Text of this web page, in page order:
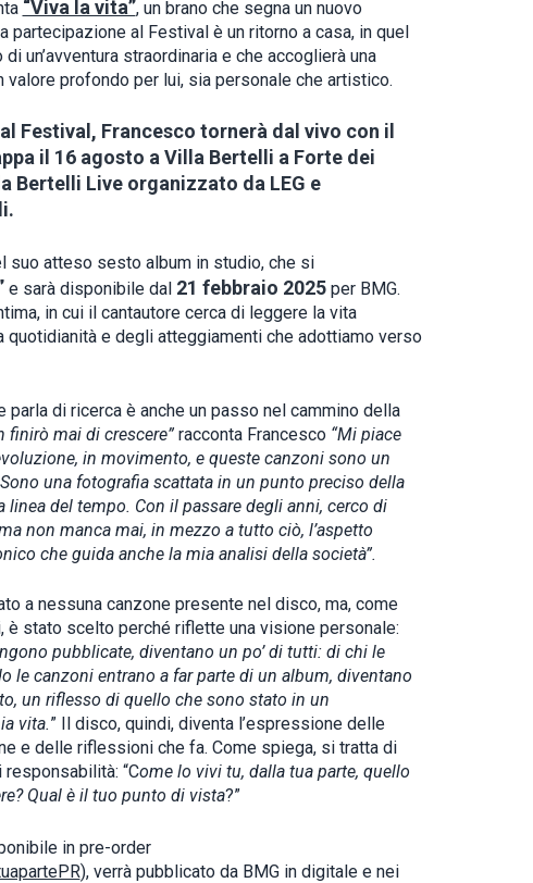
“Viva la vita”, un brano che segna un nuovo
partecipazione al Festival è un ritorno a casa, in quel
un’avventura straordinaria e che accoglierà una
valore profondo per lui, sia personale che artistico.
Festival, Francesco tornerà dal vivo con il
il 16 agosto a Villa Bertelli a Forte dei
Bertelli Live organizzato da LEG e
suo atteso sesto album in studio, che si
e sarà disponibile dal 21 febbraio 2025per BMG.
in cui il cantautore cerca di leggere la vita
quotidianità e degli atteggiamenti che adottiamo verso
di ricerca è anche un passo nel cammino della
finirò mai di crescere” racconta Francesco“Mi piace
in movimento, e queste canzoni sono un
una fotografia scattata in un punto preciso della
linea del tempo. Con il passare degli anni, cerco di
non manca mai, in mezzo a tutto ciò, l’aspetto
che guida anche la mia analisi della società”.
a nessuna canzone presente nel disco, ma, come
è stato scelto perché riflette una visione personale:
pubblicate, diventano un po’ di tutti: di chi le
le canzoni entrano a far parte di un album, diventano
un riflesso di quello che sono stato in un
vita.” Il disco, quindi, diventa l’espressione delle
e delle riflessioni che fa. Come spiega, si tratta di
“Come lo vivi tu, dalla tua parte, quello
Qual è il tuo punto di vista?”
in pre-order
), verrà pubblicato da BMG in digitale e nei